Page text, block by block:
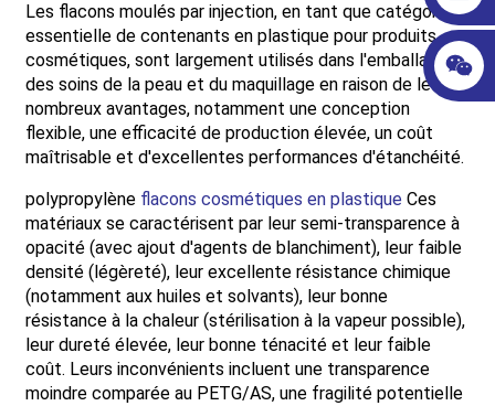
Les flacons moulés par injection, en tant que catégorie
essentielle de contenants en plastique pour produits
cosmétiques, sont largement utilisés dans l'emballage
des soins de la peau et du maquillage en raison de leurs
nombreux avantages, notamment une conception
flexible, une efficacité de production élevée, un coût
maîtrisable et d'excellentes performances d'étanchéité.
polypropylène flacons cosmétiques en plastique Ces
matériaux se caractérisent par leur semi-transparence à
opacité (avec ajout d'agents de blanchiment), leur faible
densité (légèreté), leur excellente résistance chimique
(notamment aux huiles et solvants), leur bonne
résistance à la chaleur (stérilisation à la vapeur possible),
leur dureté élevée, leur bonne ténacité et leur faible
coût. Leurs inconvénients incluent une transparence
moindre comparée au PETG/AS, une fragilité potentielle